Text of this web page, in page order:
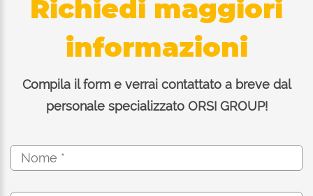
Richiedi maggiori
informazioni
Compila il form e verrai contattato a breve dal
personale specializzato ORSI GROUP!